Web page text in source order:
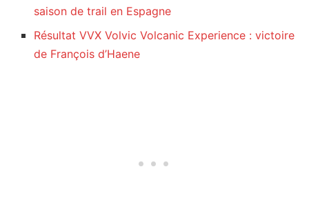
saison de trail en Espagne
Résultat VVX Volvic Volcanic Experience : victoire
de François d’Haene